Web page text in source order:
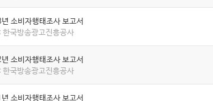
소비자행태조사 보고서
한국방송광고진흥공사
소비자행태조사 보고서
한국방송광고진흥공사
소비자행태조사 보고서